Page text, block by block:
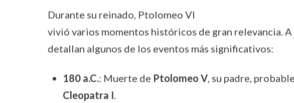
Durante su reinado, Ptolomeo VI
vivió varios momentos históricos de gran relevancia.
detallan algunos de los eventos más significativos:
180 a.C.: Muerte de Ptolomeo V, su padre,
Cleopatra I.